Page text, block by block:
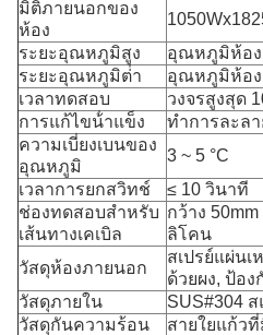
มิติภายนอกของ
ห้อง
ระยะอุณหภูมิสูง
อุณหภูมิห้อง
ระยะอุณหภูมิต่ํา
อุณหภูมิห้อง
เวลาทดสอบ
วงจรสูงสุด
การแก้ไขน้ําแข็ง
ทําการละล
ความเบี่ยงเบนของ
อุณหภูมิ
3 ~ 5 °C
เวลาการยกสวิทช์
≤ 10 วินาที
ช่องทดสอบสําหรับ
เส้นทางเคเบิล
กว้าง
ลิโคน
วัสดุห้องภายนอก
สเปรย์แผ่น
ด้วยผง, ป้อ
วัสดุภายใน
SUS#304
วัสดุกันความร้อน
สายใยแก้ว